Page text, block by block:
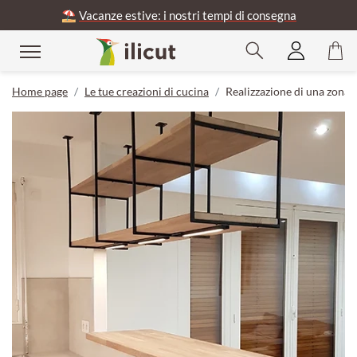
⛱️ Vacanze estive: i nostri tempi di consegna
Home page Le tue creazioni di cucina Realizzazione di una